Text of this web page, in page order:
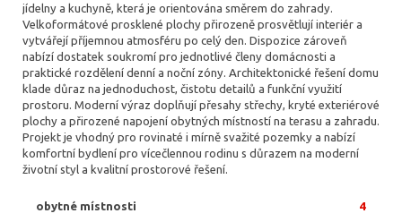
jídelny a kuchyně, která je orientována směrem do zahrady.
Velkoformátové prosklené plochy přirozeně prosvětlují interiér a
vytvářejí příjemnou atmosféru po celý den. Dispozice zároveň
nabízí dostatek soukromí pro jednotlivé členy domácnosti a
praktické rozdělení denní a noční zóny. Architektonické řešení domu
klade důraz na jednoduchost, čistotu detailů a funkční využití
prostoru. Moderní výraz doplňují přesahy střechy, kryté exteriérové
​​plochy a přirozené napojení obytných místností na terasu a zahradu.
Projekt je vhodný pro rovinaté i mírně svažité pozemky a nabízí
komfortní bydlení pro vícečlennou rodinu s důrazem na moderní
životní styl a kvalitní prostorové řešení.
obytné místnosti 4